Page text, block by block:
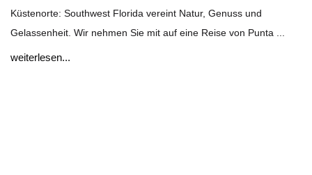
Küstenorte: Southwest Florida vereint Natur, Genuss und
Gelassenheit. Wir nehmen Sie mit auf eine Reise von Punta ...
weiterlesen...